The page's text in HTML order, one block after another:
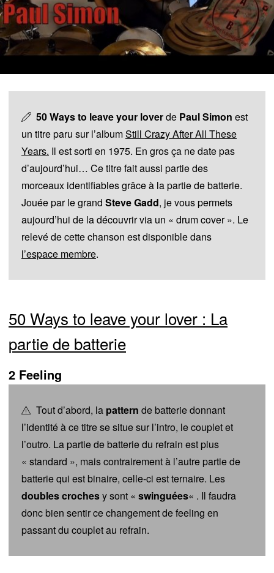
50 Ways to leave your loverde Paul Simon est
un titre paru sur l’albumStill Crazy After All These
Years. Il est sorti en 1975. En gros ça ne date pas
d’aujourd’hui… Ce titre fait aussi partie des
morceaux identifiables grâce à la partie de batterie.
Jouée par le grand Steve Gadd, je vous permets
aujourd’hui de la découvrir via un « drum cover ». Le
relevé de cette chanson est disponible dans
l’espace membre.
50 Ways to leave your lover : La
partie de batterie
2 Feeling
Tout d’abord, la pattern de batterie donnant
l’identité à ce titre se situe sur l’intro, le couplet et
l’outro. La partie de batterie du refrain est plus
« standard », mais contrairement à l’autre partie de
batterie qui est binaire, celle-ci est ternaire. Les
doubles crochesy sont « swinguées« . Il faudra
donc bien sentir ce changement de feeling en
passant du couplet au refrain.